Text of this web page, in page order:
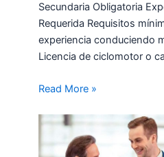
Secundaria Obligatoria
Requerida Requisitos
experiencia conduciendo
Licencia de ciclomotor o
Read More »